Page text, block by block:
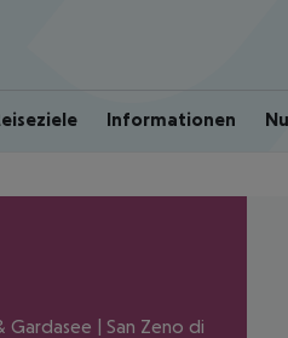
Informationen
Gardasee | San Zeno di